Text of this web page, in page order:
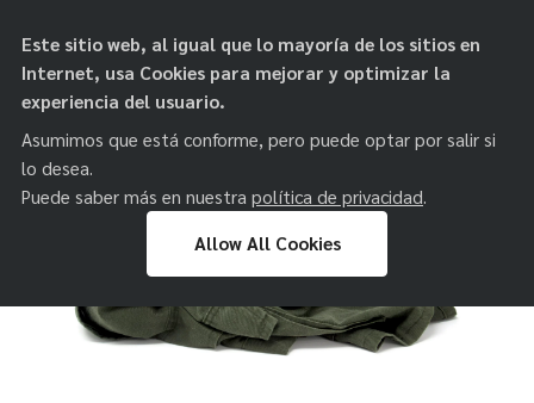
paz
Este sitio web, al igual que lo mayoría de los sitios en
Internet, usa Cookies para mejorar y optimizar la
experiencia del usuario.
Asumimos que está conforme, pero puede optar por salir si
lo desea.
Puede saber más en nuestra política de privacidad.
Allow All Cookies